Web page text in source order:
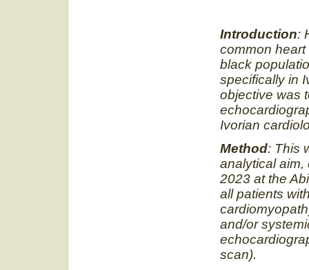
Introduction:
common
black
specifically in
objective was
Ivorian
Method: This
analytical aim,
2023 at the
all patients
and/or
scan).